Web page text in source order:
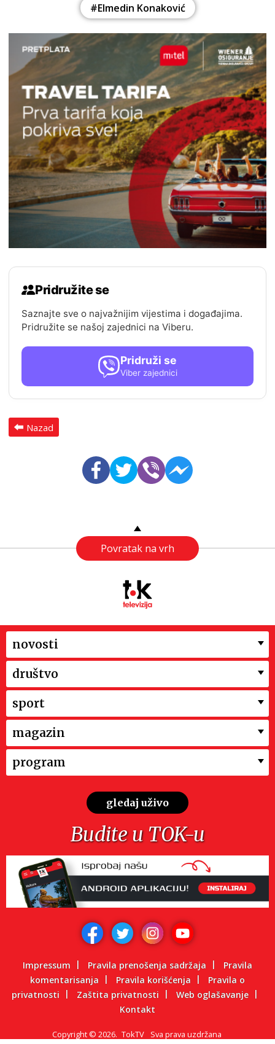
#Elmedin Konaković
Pridružite se
Saznajte sve o najvažnijim vijestima i događajima.
Pridružite se našoj zajednici na Viberu.
Pridruži se
Viber zajednici
Nazad
Povratak na vrh
novosti
društvo
sport
magazin
program
gledaj uživo
Budite u TOK-u
Impressum Pravila prenošenja sadržaja
Pravila
komentarisanja
Pravila korišćenja
Pravila o
privatnosti
Zaštita privatnosti
Web oglašavanje
Kontakt
Copyright © 2026. TokTV Sva prava uzdržana